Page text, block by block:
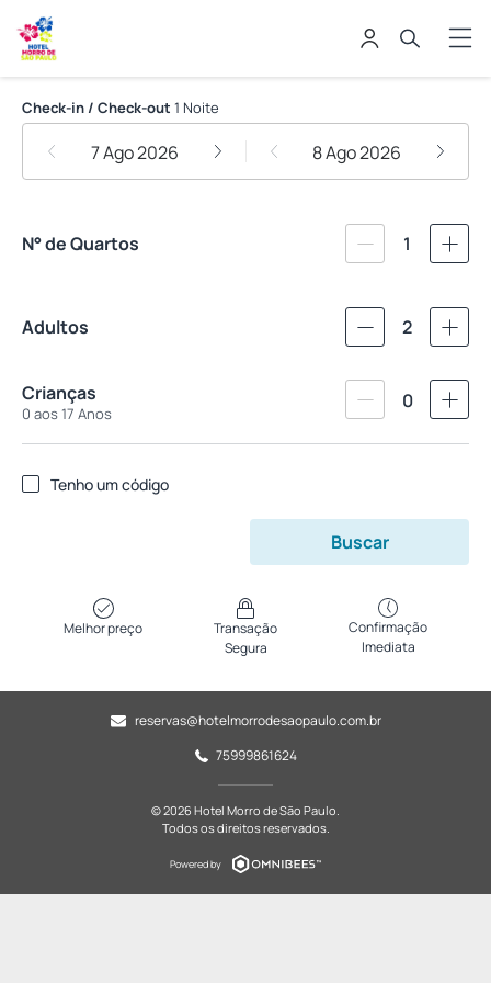
Hotel Morro de São Paulo
Check-in / Check-out 1 Noite
7 Ago 2026 8 Ago 2026
N° de Quartos 1
Adultos 2
Crianças
0 aos 17 Anos
0
Tenho um código
Buscar
Melhor preço
Transação
Segura
Confirmação
Imediata
reservas@hotelmorrodesaopaulo.com.br
75999861624
© 2026 Hotel Morro de São Paulo.
Todos os direitos reservados.
Powered by